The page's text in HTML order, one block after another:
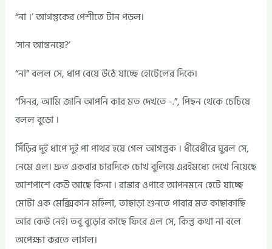
“না ।’ আগন্তুকের পেশীতে টান পড়ল।
‘সান আন্তনয়ে?’
“না” বলল সে, ধাপ বেয়ে উঠে যাচ্ছে হোটেলের দিকে।
“সিনর, আমি জানি আপনি কার মত দেখতে -.”, পিছন থেকে চেচিয়ে
বলল বুড়ো ।
সিঁড়ির দুই ধাপে দুই পা পাথর হয়ে গেল আগন্তুক । ধীরেধীরে ঘুরল সে,
নেমে এল। দ্রুত একবার চারদিকে চোখ বুলিয়ে এরইমধ্যে দেখে নিয়েছে
আশপাশে কেউ আছে কিনা । রাস্তার ওপারে আপনমনে হেটে যাচ্ছে
মোটা এক মেক্সিকান মহিলা, তাছাড়া শুনতে পাবার মত কাছাকাছি
আর কেউ নেই। তবু বুড়োর কাছে ফিরে এল সে, কিন্তু কথা না বলে
অপেক্ষা করতে লাগল।